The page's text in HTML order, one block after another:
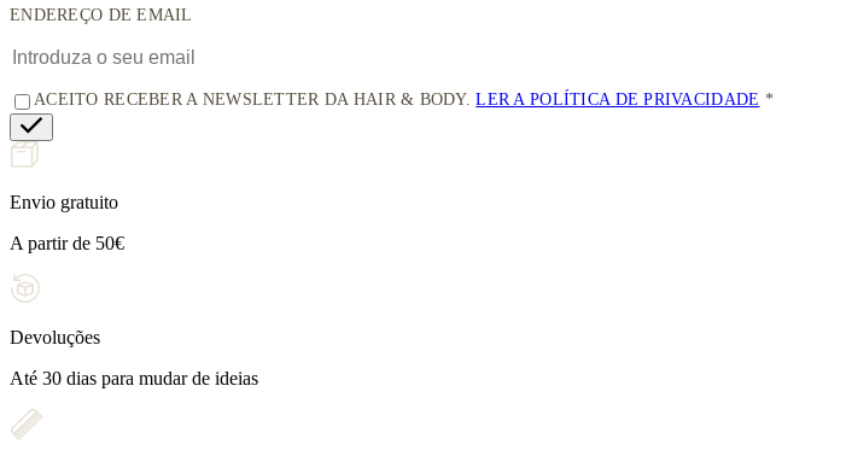
ENDEREÇO DE EMAIL
ACEITO RECEBER A NEWSLETTER DA HAIR & BODY.LER A POLÍTICA DE PRIVACIDADE
Envio gratuito
A partir de 50€
Devoluções
Até 30 dias para mudar de ideias